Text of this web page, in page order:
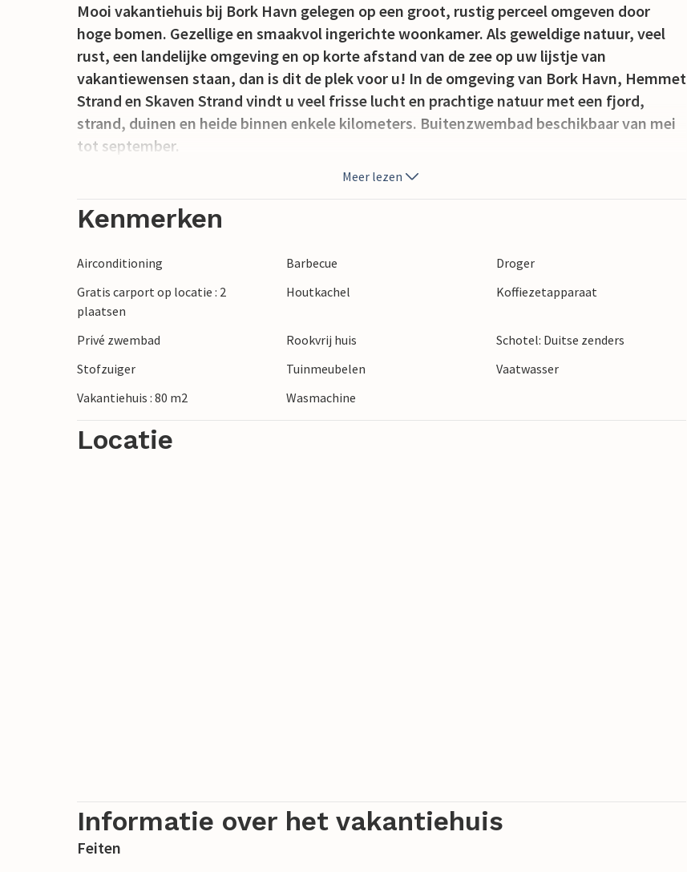
Mooi vakantiehuis bij Bork Havn gelegen op een groot, rustig perceel omgeven door
hoge bomen. Gezellige en smaakvol ingerichte woonkamer. Als geweldige natuur, veel
rust, een landelijke omgeving en op korte afstand van de zee op uw lijstje van
vakantiewensen staan, dan is dit de plek voor u! In de omgeving van Bork Havn, Hemmet
Strand en Skaven Strand vindt u veel frisse lucht en prachtige natuur met een fjord,
strand, duinen en heide binnen enkele kilometers. Buitenzwembad beschikbaar van mei
tot september.
Meer lezen
Kenmerken
Airconditioning Barbecue
Droger
Gratis carport op locatie : 2
plaatsen
Houtkachel Koffiezetapparaat
Privé zwembad Rookvrij huis
Schotel: Duitse zenders
Stofzuiger
Tuinmeubelen
Vaatwasser
Vakantiehuis : 80 m2
Wasmachine
Locatie
Informatie over het vakantiehuis
Feiten